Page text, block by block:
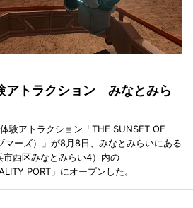
アトラクション みなとみら
験アトラクション「THE SUNSET OF
マーズ）」が8月8日、みなとみらいにある
西区みなとみらい4）内の
PORT」にオープンした。